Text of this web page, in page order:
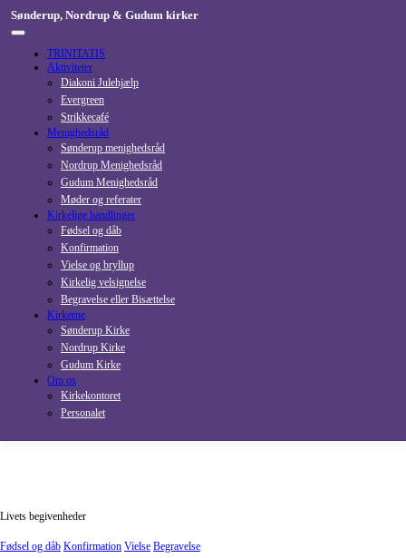
content
Sønderup, Nordrup & Gudum kirker
TRINITATIS
Aktiviteter
Diakoni Julehjælp
Evergreen
Strikkecafé
Menighedsråd
Sønderup menighedsråd
Nordrup Menighedsråd
Gudum Menighedsråd
Møder og referater
Kirkelige handlinger
Fødsel og dåb
Konfirmation
Vielse og bryllup
Kirkelig velsignelse
Begravelse eller Bisættelse
Kirkerne
Sønderup Kirke
Nordrup Kirke
Gudum Kirke
Om os
Kirkekontoret
Personalet
Livets begivenheder
Fødsel og dåb Konfirmation Vielse Begravelse